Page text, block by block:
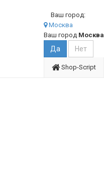
Ваш город:
Москва
Ваш город Москва
Shop-Script